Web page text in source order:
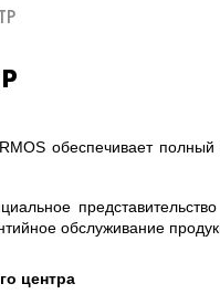
обеспечивает полный
представительство
обслуживание
центра